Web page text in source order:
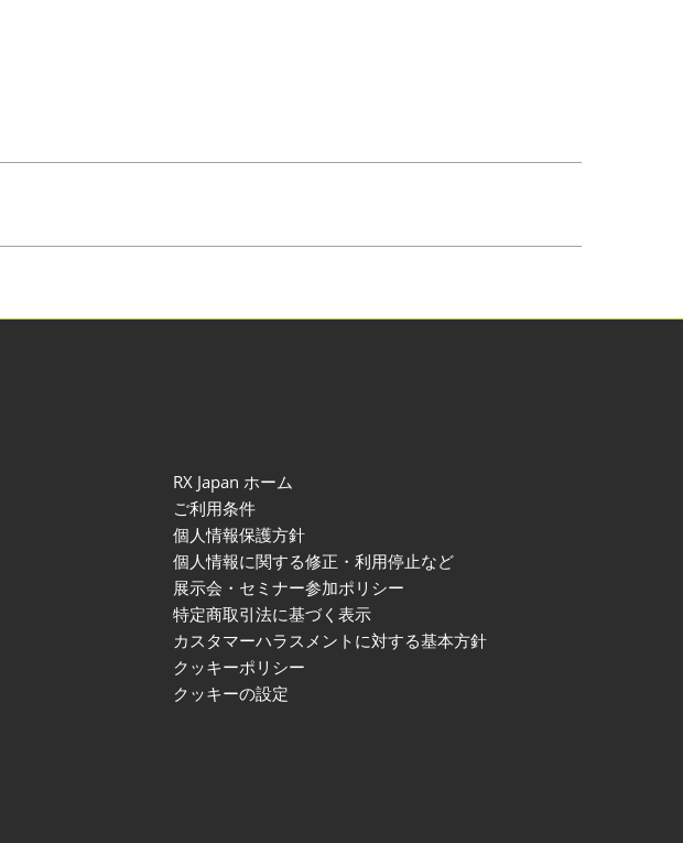
RX Japan ホーム
ご利用条件
個人情報保護方針
個人情報に関する修正・利用停止など
展示会・セミナー参加ポリシー
特定商取引法に基づく表示
カスタマーハラスメントに対する基本方針
クッキーポリシー
クッキーの設定